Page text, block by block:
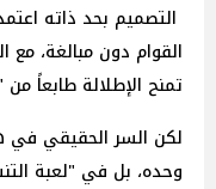
التصميم بحد ذاته
القوام دون مبالغة، مع
تمنح الإطلالة طابعاً
لكن السر الحقيقي في
وحده، بل في "لعبة